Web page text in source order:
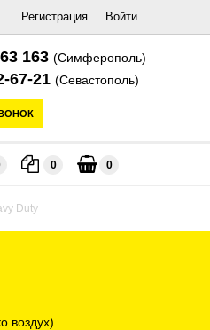
Регистрация Войти
163 (Симферополь)
67-21 (Севастополь)
0 0
Duty
воздух).